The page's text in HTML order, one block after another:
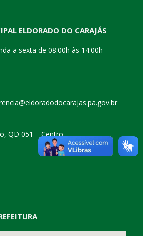
ELDORADO DO CARAJÁS
a sexta de 08:00h às 14:00h
QD 051 – Centro